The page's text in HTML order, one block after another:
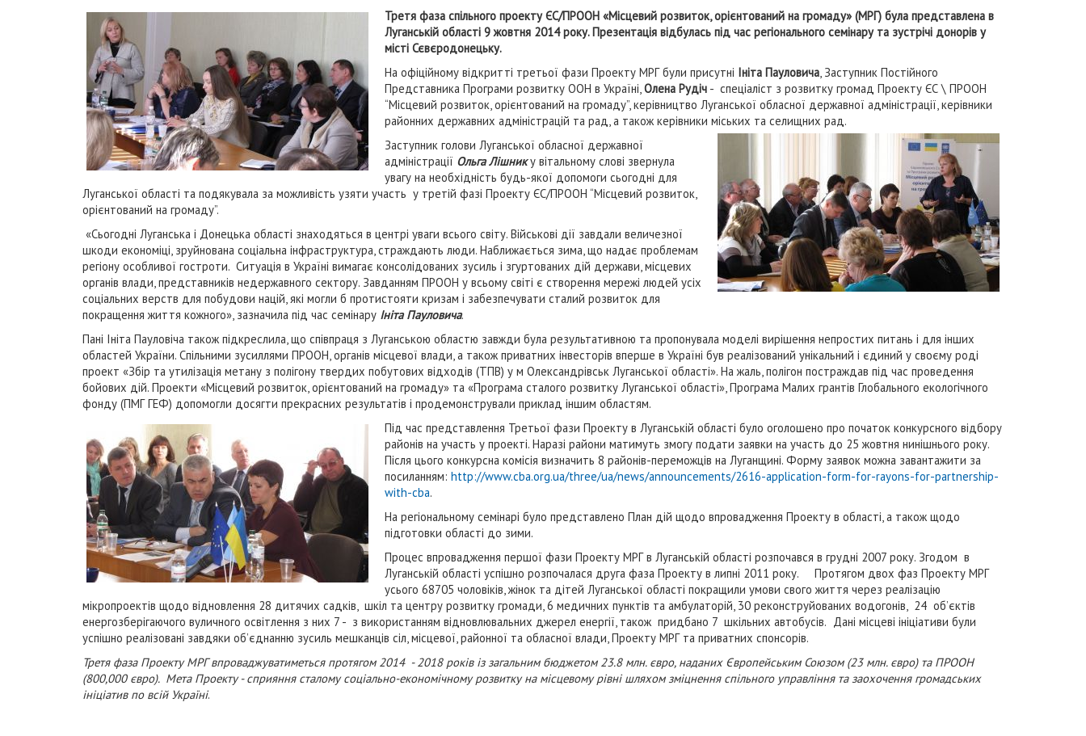
Третя фаза спільного проекту ЄС/ПРООН «Місцевий розвиток, орієнтований на громаду» (МРГ) була представлена в
Луганській області 9 жовтня 2014 року. Презентація відбулась під час регіонального семінару та зустрічі донорів у
місті Сєвєродонецьку.
На офіційному відкритті третьої фази Проекту МРГ були присутні Ініта Пауловича, Заступник Постійного
Представника Програми розвитку ООН в Україні,Олена Рудіч - спеціаліст з розвитку громад Проекту ЄС \ ПРООН
“Місцевий розвиток, орієнтований на громаду”, керівництво Луганської обласної державної адміністрації, керівники
районних державних адміністрацій та рад, а також керівники міських та селищних рад.
Заступник голови Луганської обласної державної
адміністрації Ольга Лішнику вітальному слові звернула
увагу на необхідність будь-якої допомоги сьогодні для
Луганської області та подякувала за можливість узяти участь у третій фазі Проекту ЄС/ПРООН “Місцевий розвиток,
орієнтований на громаду”.
«Сьогодні Луганська і Донецька області знаходяться в центрі уваги всього світу. Військові дії завдали величезної
шкоди економіці, зруйнована соціальна інфраструктура, страждають люди. Наближається зима, що надає проблемам
регіону особливої гостроти. Ситуація в Україні вимагає консолідованих зусиль і згуртованих дій держави, місцевих
органів влади, представників недержавного сектору. Завданням ПРООН у всьому світі є створення мережі людей усіх
соціальних верств для побудови націй, які могли б протистояти кризам і забезпечувати сталий розвиток для
покращення життя кожного», зазначила під час семінару Ініта Пауловича.
Пані Ініта Пауловіча також підкреслила, що співпраця з Луганською областю завжди була результативною та пропонувала моделі вирішення непростих питань і для інших
областей України. Спільними зусиллями ПРООН, органів місцевої влади, а також приватних інвесторів вперше в Україні був реалізований унікальний і єдиний у своєму роді
проект «Збір та утилізація метану з полігону твердих побутових відходів (ТПВ) у м Олександрівськ Луганської області». На жаль, полігон постраждав під час проведення
бойових дій. Проекти «Місцевий розвиток, орієнтований на громаду» та «Програма сталого розвитку Луганської області», Програма Малих грантів Глобального екологічного
фонду (ПМГ ГЕФ) допомогли досягти прекрасних результатів і продемонстрували приклад іншим областям.
Під час представлення Третьої фази Проекту в Луганській області було оголошено про початок конкурсного відбору
районів на участь у проекті. Наразі райони матимуть змогу подати заявки на участь до 25 жовтня нинішнього року.
Після цього конкурсна комісія визначить 8 районів-переможців на Луганщині. Форму заявок можна завантажити за
посиланням: http://www.cba.org.ua/three/ua/news/announcements/2616-application-form-for-rayons-for-partnership-
with-cba.
На регіональному семінарі було представлено План дій щодо впровадження Проекту в області, а також щодо
підготовки області до зими.
Процес впровадження першої фази Проекту МРГ в Луганській області розпочався в грудні 2007 року. Згодом в
Луганській області успішно розпочалася друга фаза Проекту в липні 2011 року. Протягом двох фаз Проекту МРГ
усього 68705 чоловіків, жінок та дітей Луганської області покращили умови свого життя через реалізацію
мікропроектів щодо відновлення 28 дитячих садків, шкіл та центру розвитку громади, 6 медичних пунктів та амбулаторій, 30 реконструйованих водогонів, 24 об’єктів
енергозберігаючого вуличного освітлення з них 7 - з використанням відновлювальних джерел енергії, також придбано 7 шкільних автобусів. Дані місцеві ініціативи були
успішно реалізовані завдяки об’єднанню зусиль мешканців сіл, місцевої, районної та обласної влади, Проекту МРГ та приватних спонсорів.
Третя фаза Проекту МРГ впроваджуватиметься протягом 2014 - 2018 років із загальним бюджетом 23.8 млн. євро, наданих Європейським Союзом (23 млн. євро) та ПРООН
(800,000 євро). Мета Проекту - сприяння сталому соціально-економічному розвитку на місцевому рівні шляхом зміцнення спільного управління та заохочення громадських
ініціатив по всій Україні.